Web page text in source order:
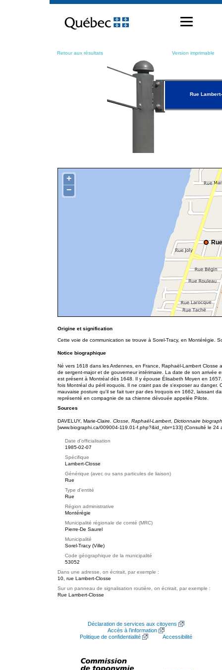
contenu
Retour aux résultats Version imprimable
Rue
+
−
Origine et signification
Cette voie de communication se trouve à Sorel-Tracy, en Montérégie.
Notice biographique
Né vers 1618 dans les Ardennes, en France, Raphaël-Lambert
de sergent-major et de gouverneur intérimaire. La date de son arrivée
est présent à Montréal dès 1648. Il y épouse Élisabeth Moyen en
fois Montréal du péril iroquois. Il ne craint pas de s'exposer au
mauvaise posture qu'il se fait tuer par des Iroquois en 1662, laissant
représenté en compagnie de sa chienne dévouée appelée Pilote.
Sources
DAVELUY, Marie-Claire. Closse, Raphaël-Lambert Dictionnaire
[www.biographi.ca/009004-119.01-f.php?&id_nbr=133] (Consulté le 24
Date d'officialisation
1985-02-07
Spécifique
Lambert-Closse
Générique (avec ou sans particules de liaison)
Rue
Type d'entité
Rue
Région administrative
Montérégie
Municipalité régionale de comté (MRC)
Pierre-De Saurel
Municipalité
Sorel-Tracy (Ville)
Code géographique de la municipalité
53052
Dans une adresse, on écrirait, par exemple :
10, rue Lambert-Closse
Sur un panneau de signalisation routière, on écrirait, par exemple :
Rue Lambert-Closse
Déclaration de services aux citoyens
Accès à l’information
Politique de confidentialité
Accessibilité